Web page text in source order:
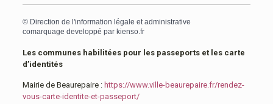
© Direction de l'information légale et administrative
comarquage developpé par kienso.fr
Les communes habilitées pour les passeports et les carte
d’identités
Mairie de Beaurepaire : https://www.ville-beaurepaire.fr/rendez-
vous-carte-identite-et-passeport/